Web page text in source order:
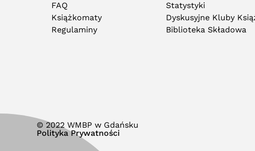
FAQ
Książkomaty
Regulaminy
Statystyki
Dyskusyjne Kluby
Biblioteka Składowa
© 2022 WMBP w Gdańsku
Polityka Prywatności